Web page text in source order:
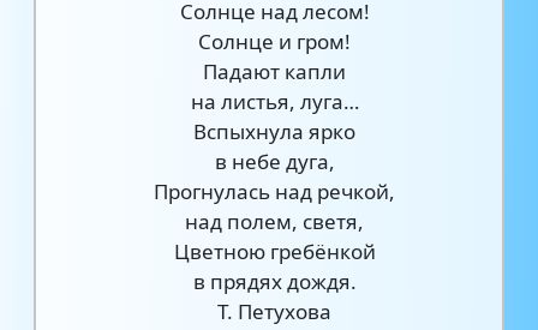
Солнце над лесом!
Солнце и гром!
Падают капли
на листья, луга…
Вспыхнула ярко
в небе дуга,
Прогнулась над речкой,
над полем, светя,
Цветною гребёнкой
в прядях дождя.
Т. Петухова